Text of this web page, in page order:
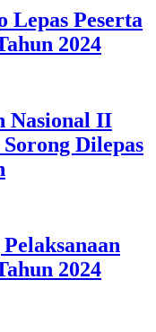
Lepas Peserta
2024
Nasional II
Dilepas
2024